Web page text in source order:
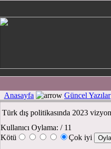
Anasayfa Güncel Yazılar
Türk dış politikasında 2023
Kullanıcı Oylama: / 11
Kötü
Çok iyi